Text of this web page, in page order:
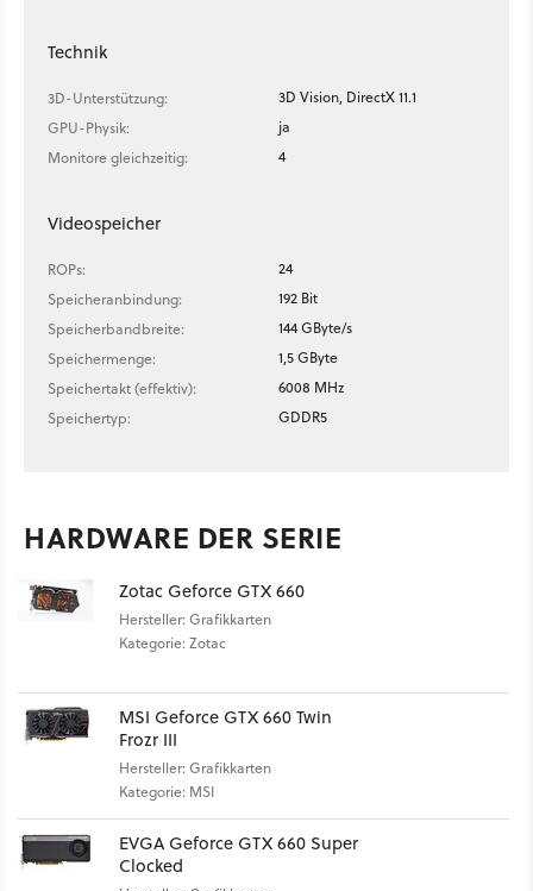
Technik
3D-Unterstützung:
3D Vision, DirectX 11.1
GPU-Physik:
ja
Monitore gleichzeitig:
4
Videospeicher
ROPs:
24
Speicheranbindung:
192 Bit
Speicherbandbreite:
144 GByte/s
Speichermenge:
1,5 GByte
Speichertakt (effektiv):
6008 MHz
Speichertyp:
GDDR5
HARDWARE DER SERIE
Zotac Geforce GTX 660
Hersteller: Grafikkarten
Kategorie: Zotac
MSI Geforce GTX 660 Twin
Frozr III
Hersteller: Grafikkarten
Kategorie: MSI
EVGA Geforce GTX 660 Super
Clocked